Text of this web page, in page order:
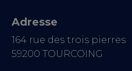
Adresse
164 rue des trois pierres
59200 TOURCOING